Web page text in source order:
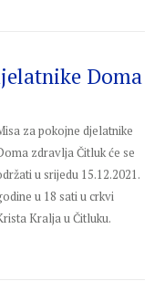
Doma
za pokojne djelatnike
zdravlja Čitluk će se
u srijedu 15.12.2021.
u 18 sati u crkvi
Kralja u Čitluku.